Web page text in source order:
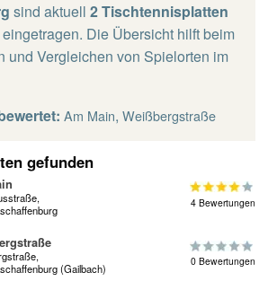
sind aktuell 2 Tischtennisplatten
Die Übersicht hilft beim
und Vergleichen von Spielorten im
Am Main, Weißbergstraße
gefunden
4 Bewertungen
(Gailbach)
0 Bewertungen